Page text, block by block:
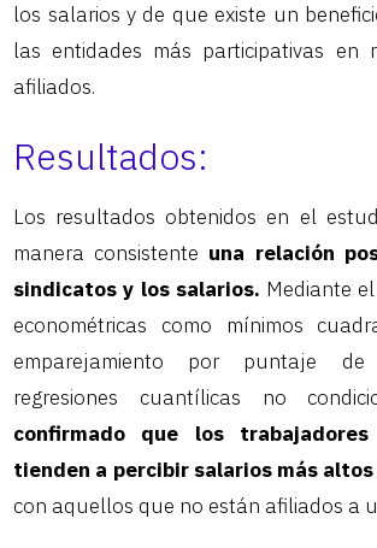
los salarios y de que existe un
las entidades más participativas en
afiliados.
Resultados:
Los resultados obtenidos en el
manera consistente una relación
sindicatos y los salarios. Mediante
econométricas como mínimos
emparejamiento por puntaje
regresiones cuantílicas no
confirmado que los trabajadores
tienden a percibir salarios más altos
con aquellos que no están afiliados a